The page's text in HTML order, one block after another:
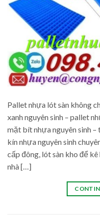
Pallet nhựa lót sàn không
xanh nguyên sinh – pallet
mặt bít nhựa nguyên sinh
kín nhựa nguyên sinh
cấp đông, lót sàn kho để
nhà […]